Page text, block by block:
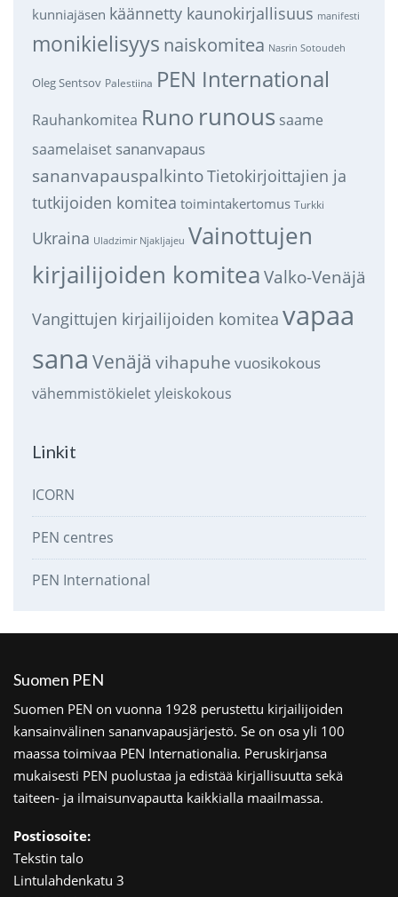
kunniajäsen käännetty kaunokirjallisuus manifesti
monikielisyys naiskomitea Nasrin Sotoudeh
Oleg Sentsov Palestiina PEN International
Rauhankomitea Runo runous saame
saamelaiset sananvapaus
sananvapauspalkintoTietokirjoittajien ja
tutkijoiden komitea toimintakertomus Turkki
Ukraina Uladzimir Njakljajeu Vainottujen
kirjailijoiden komitea Valko-Venäjä
Vangittujen kirjailijoiden komitea vapaa
sana Venäjä vihapuhe vuosikokous
vähemmistökieletyleiskokous
Linkit
ICORN
PEN centres
PEN International
Suomen PEN
Suomen PEN on vuonna 1928 perustettu kirjailijoiden
kansainvälinen sananvapausjärjestö. Se on osa yli 100
maassa toimivaa PEN Internationalia. Peruskirjansa
mukaisesti PEN puolustaa ja edistää kirjallisuutta sekä
taiteen- ja ilmaisunvapautta kaikkialla maailmassa.
Postiosoite:
Tekstin talo
Lintulahdenkatu 3